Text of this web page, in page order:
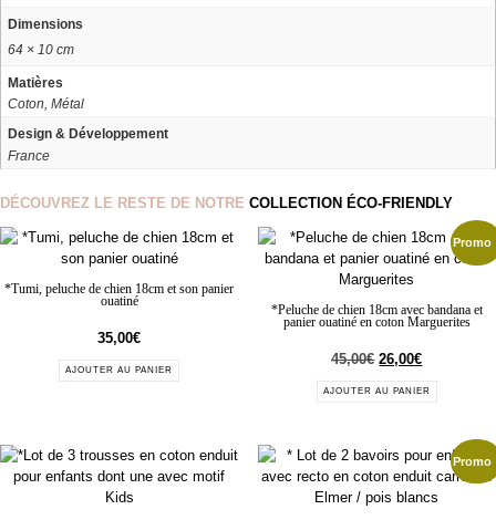
Dimensions
64 × 10 cm
Matières
Coton, Métal
Design & Développement
France
DÉCOUVREZ LE RESTE DE NOTRE COLLECTION ÉCO-FRIENDLY
*Tumi, peluche de chien 18cm et son panier
ouatiné
35,00€
AJOUTER AU PANIER
Promo
*Peluche de chien 18cm avec bandana et
panier ouatiné en coton Marguerites
45,00€ 26,00€
AJOUTER AU PANIER
Promo